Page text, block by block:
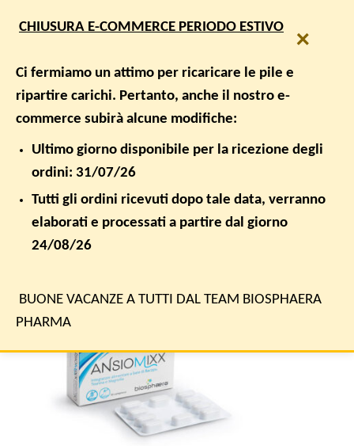
ANSIA / SONNO
-12%
×
CHIUSURA E-COMMERCE PERIODO ESTIVO
Ci fermiamo un attimo per ricaricare le pile e
ripartire carichi. Pertanto, anche il nostro e-
commerce subirà alcune modifiche:
Ultimo giorno disponibile per la ricezione degli
ordini: 31/07/26
Tutti gli ordini ricevuti dopo tale data, verranno
elaborati e processati a partire dal giorno
24/08/26
BUONE VACANZE A TUTTI DAL TEAM BIOSPHAERA
PHARMA